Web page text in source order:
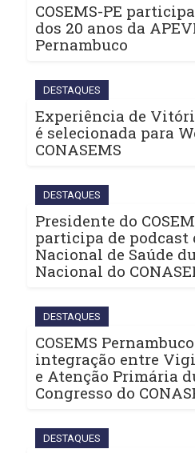
COSEMS-PE
dos 20 anos da
Pernambuco
DESTAQUES
Experiência de
é selecionada para
CONASEMS
DESTAQUES
Presidente do
participa de podcast
Nacional de Saúde
Nacional do
DESTAQUES
COSEMS
integração entre
e Atenção Primária
Congresso do
DESTAQUES